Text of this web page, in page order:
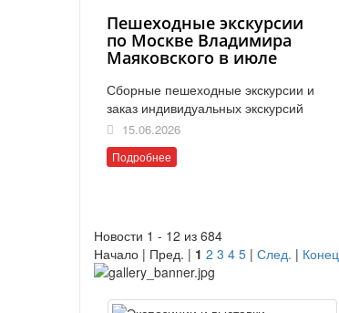
Пешеходные экскурсии
по Москве Владимира
Маяковского в июле
Сборные пешеходные экскурсии и
заказ индивидуальных экскурсий
15.06.2026
Подробнее
Новости 1 - 12 из 684
Начало | Пред. | 1 2 3 4 5 | След. | Конец